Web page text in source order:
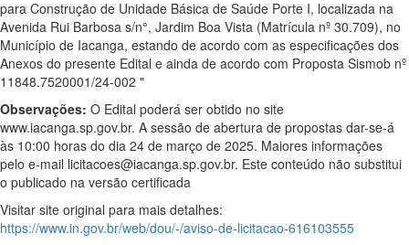
para Construção de Unidade Básica de Saúde Porte I, localizada na
Avenida Rui Barbosa s/n°, Jardim Boa Vista (Matrícula nº 30.709), no
Município de Iacanga, estando de acordo com as especificações dos
Anexos do presente Edital e ainda de acordo com Proposta Sismob nº
11848.7520001/24-002 "
Observações: O Edital poderá ser obtido no site
www.iacanga.sp.gov.br. A sessão de abertura de propostas dar-se-á
às 10:00 horas do dia 24 de março de 2025. Maiores informações
pelo e-mail licitacoes@iacanga.sp.gov.br. Este conteúdo não substitui
o publicado na versão certificada
Visitar site original para mais detalhes:
https://www.in.gov.br/web/dou/-/aviso-de-licitacao-616103555